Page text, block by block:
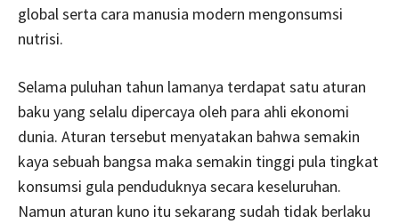
global serta cara manusia modern mengonsumsi
nutrisi.
Selama puluhan tahun lamanya terdapat satu aturan
baku yang selalu dipercaya oleh para ahli ekonomi
dunia. Aturan tersebut menyatakan bahwa semakin
kaya sebuah bangsa maka semakin tinggi pula tingkat
konsumsi gula penduduknya secara keseluruhan.
Namun aturan kuno itu sekarang sudah tidak berlaku